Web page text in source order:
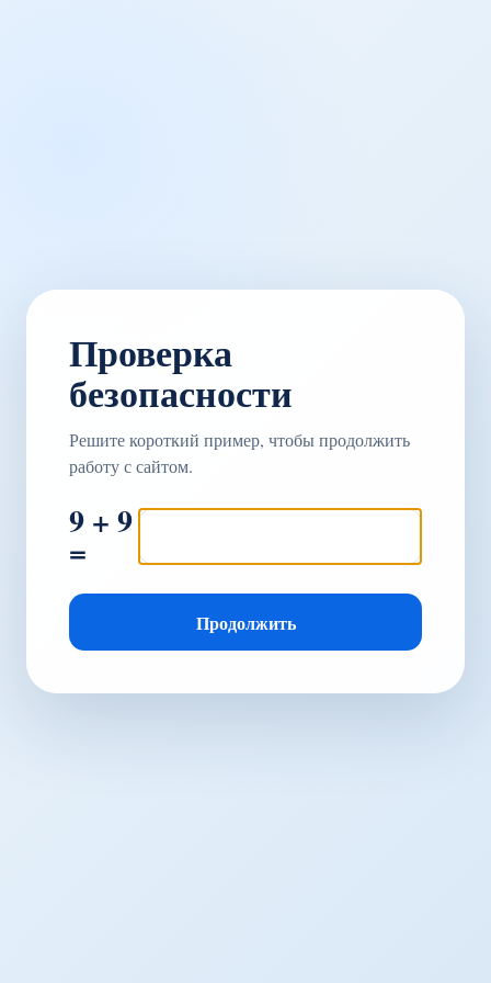
Проверка
безопасности
Решите короткий пример, чтобы продолжить
работу с сайтом.
9 + 9
=
Продолжить